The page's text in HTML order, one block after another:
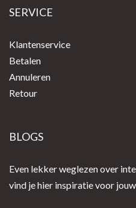
SERVICE
Klantenservice
Betalen
Annuleren
Retour
BLOGS
Even lekker weglezen over
vind je hier inspiratie voor